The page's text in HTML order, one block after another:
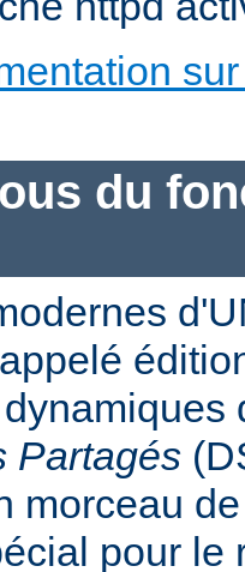
du
Partagés
morceau
pour le